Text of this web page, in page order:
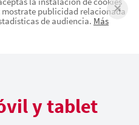
publicidad relacionada
de audiencia. Más
y tablet